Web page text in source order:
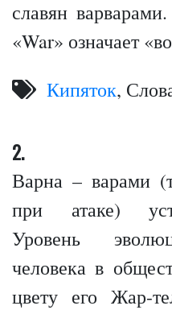
славян
«War» означает
Кипяток,
2.
Варна – варами
при атаке)
Уровень
человека в
цвету его Жар-